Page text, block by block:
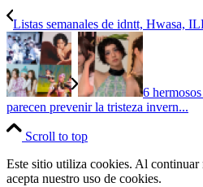
Listas semanales de idntt, Hwasa,
6
parecen prevenir la tristeza invern...
Scroll to top
Este sitio utiliza cookies. Al continuar
acepta nuestro uso de cookies.